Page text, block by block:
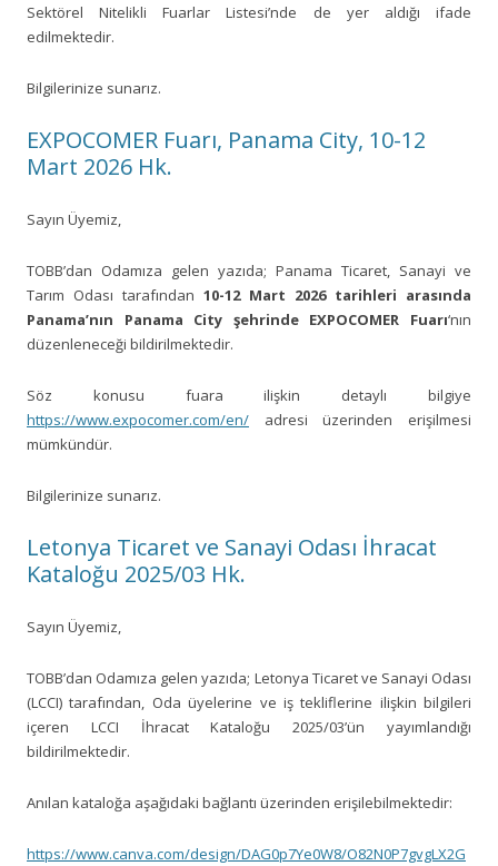
Sektörel Nitelikli Fuarlar Listesi’nde de yer aldığı ifade
edilmektedir.
Bilgilerinize sunarız.
EXPOCOMER Fuarı, Panama City, 10-12
Mart 2026 Hk.
Sayın Üyemiz,
TOBB’dan Odamıza gelen yazıda; Panama Ticaret, Sanayi ve
Tarım Odası tarafından 10-12 Mart 2026 tarihleri arasında
Panama’nın Panama City şehrinde EXPOCOMER Fuarı‘nın
düzenleneceği bildirilmektedir.
Söz konusu fuara ilişkin detaylı bilgiye
https://www.expocomer.com/en/ adresi üzerinden erişilmesi
mümkündür.
Bilgilerinize sunarız.
Letonya Ticaret ve Sanayi Odası İhracat
Kataloğu 2025/03 Hk.
Sayın Üyemiz,
TOBB’dan Odamıza gelen yazıda; Letonya Ticaret ve Sanayi Odası
(LCCI) tarafından, Oda üyelerine ve iş tekliflerine ilişkin bilgileri
içeren LCCI İhracat Kataloğu 2025/03’ün yayımlandığı
bildirilmektedir.
Anılan kataloğa aşağıdaki bağlantı üzerinden erişilebilmektedir:
https://www.canva.com/design/DAG0p7Ye0W8/O82N0P7gvgLX2G